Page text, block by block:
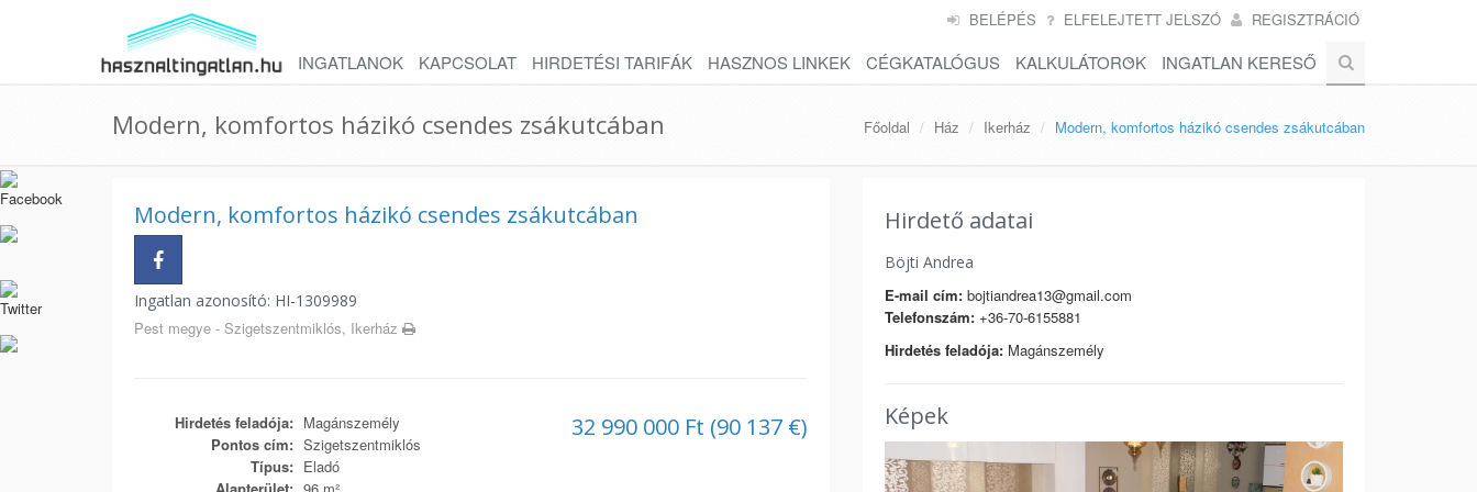
BELÉPÉS ELFELEJTETT JELSZÓ REGISZTRÁCIÓ
INGATLANOK KAPCSOLAT HIRDETÉSI TARIFÁK HASZNOS LINKEK CÉGKATALÓGUS KALKULÁTOROK INGATLAN KERESŐ
Modern, komfortos házikó csendes zsákutcában Főoldal Ház Ikerház Modern, komfortos házikó csendes zsákutcában
Modern, komfortos házikó csendes zsákutcában
Ingatlan azonosító: HI-1309989
Pest megye - Szigetszentmiklós, Ikerház
32 990 000 Ft (90 137 €)
Hirdetés feladója: Magánszemély
Pontos cím: Szigetszentmiklós
Típus: Eladó
Hirdető adatai
Böjti Andrea
E-mail cím:bojtiandrea13@gmail.com
Telefonszám:+36-70-6155881
Hirdetés feladója:Magánszemély
Képek